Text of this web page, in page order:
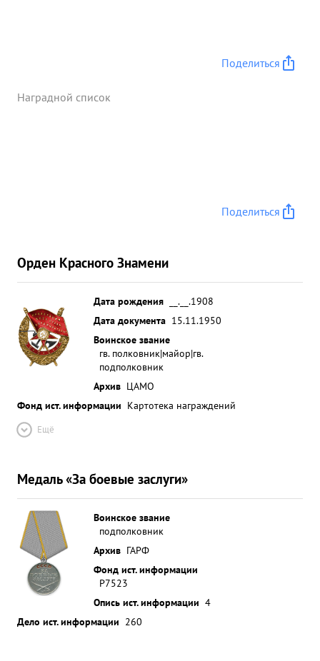
Поделиться
Наградной список
Поделиться
Орден Красного Знамени
Дата рождения
__.__.1908
Дата документа 15.11.1950
Воинское звание
гв. полковник|майор|гв.
подполковник
Архив ЦАМО
Фонд ист. информации Картотека награждений
Ещё
Медаль «За боевые заслуги»
Воинское звание
подполковник
Архив ГАРФ
Фонд ист. информации
Р7523
Опись ист. информации 4
Дело ист. информации 260